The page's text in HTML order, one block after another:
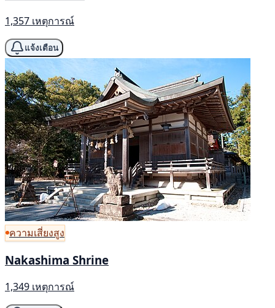
1,357 เหตุการณ์
แจ้งเตือน
ความเสี่ยงสูง
Nakashima Shrine
1,349 เหตุการณ์